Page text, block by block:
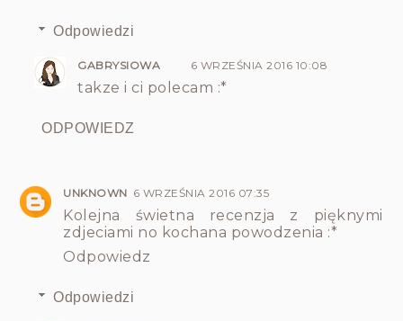
Odpowiedzi
GABRYSIOWA 6 WRZEŚNIA 2016 10:08
takze i ci polecam :*
ODPOWIEDZ
UNKNOWN 6 WRZEŚNIA 2016 07:35
Kolejna świetna recenzja z pięknymi
zdjeciami no kochana powodzenia :*
Odpowiedz
Odpowiedzi